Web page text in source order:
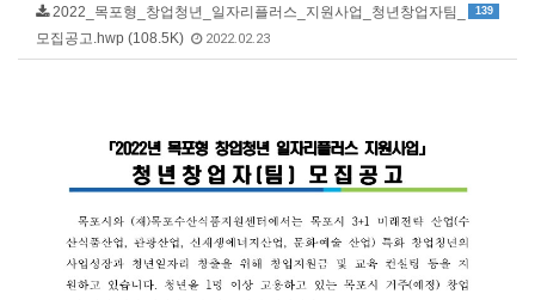
139
2022_목포형_창업청년_일자리플러스_지원사업_청년창업자팀_
모집공고.hwp (108.5K)
2022.02.23